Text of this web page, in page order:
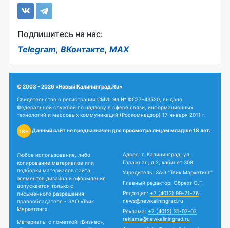
Подпишитесь на нас:
Telegram, ВКонтакте, MAX
© 2003 - 2026 «Новый Калининград.Ru»
Свидетельство о регистрации СМИ: Эл № ФС77-43520, выдано
Федеральной службой по надзору в сфере связи, информационных
технологий и массовых коммуникаций (Роскомнадзор) 17 января 2011 г.
18+ Данный сайт не предназначен для просмотра лицам младше 18 лет.
Любое использование, либо
копирование материалов или
подборки материалов сайта,
элементов дизайна и оформления
допускается только с
письменного разрешения
правообладателя - ЗАО «Твик
Маркетинг».
Материалы с пометкой «Бизнес»,
Адрес: г. Калининград, ул.
Гаражная, д.2, кабинет 308
Учредитель: ЗАО "Твик Маркетинг"
Главный редактор: Обрехт О.Г.
Редакция: +7 (4012) 99-21-76
news@newkaliningrad.ru
Реклама: +7 (4012) 31-07-07
reklama@newkaliningrad.ru